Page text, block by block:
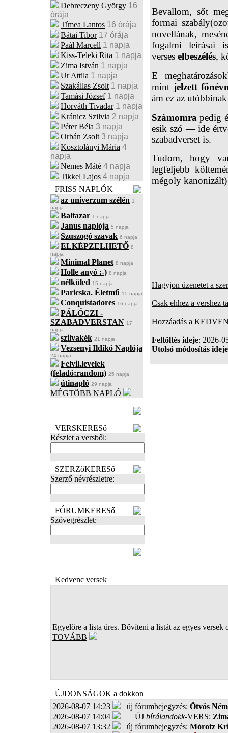
Debreczeny György 16
órája
Tímea Lantos 16 órája
Bátai Tibor 17 órája
Paál Marcell 1 napja
Kiss-Teleki Rita 1 napja
Zima István 1 napja
Ur Attila 1 napja
Szakállas Zsolt 1 napja
Tamási József 1 napja
Horváth Tivadar 1 napja
Kránicz Szilvia 2 napja
Péter Béla 3 napja
Orbán Zsolt 3 napja
Kosztolányi Mária 4
napja
Nemes Máté 4 napja
Tikkel Lajos 4 napja
FRISS NAPLÓK
az univerzum szélén 1
napja
Baltazar 1 napja
Janus naplója 5 napja
Szuszogó szavak 6 napja
ELKÉPZELHETŐ 8
napja
Minimal Planet 8 napja
Holle anyó :-) 8 napja
nélküled 15 napja
Paricska. Életmű 15 napja
Conquistadores 16 napja
PÁLÓCZI -
SZABADVERSTAN 17
napja
szilvakék 21 napja
Vezsenyi Ildikó Naplója
24 napja
Felvil.levelek
(feladó:random) 25 napja
útinapló 29 napja
MÉGTÖBB NAPLÓ
VERSKERESő
Részlet a versből:
SZERZőKERESő
Szerző névrészletre:
FÓRUMKERESő
Szövegrészlet:
Bevallom, sőt
formai
novellának,
fogalmi leírásai
verses elbeszélés,
E
mint jelzett
ám ez az
Számomra pedig
esik szó — ide
szabadverset is.
Tudom, hogy
legfeljebb
mégoly
Hagyjon üzenetet a
Csak ehhez a vershez
Hozzáadás a
Feltöltés ideje: 2026-
Utolsó módosítás ideje
Kedvenc versek
Egyelőre a lista üres. Bővíteni a listát az egyes versek
TOVÁBB
ÚJDONSÁGOK a dokkon
2026-08-07 14:23
új fórumbejegyzés: Ötvös
2026-08-07 14:04
ÚJ bírálandokk-VERS:
2026-08-07 13:32
új fórumbejegyzés: Mórotz